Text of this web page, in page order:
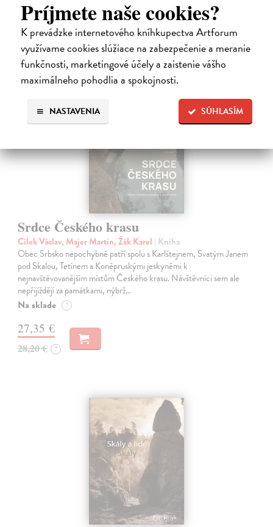
Príjmete naše cookies?
K prevádzke internetového kníhkupectva Artforum
využívame cookies slúžiace na zabezpečenie a meranie
funkčnosti, marketingové účely a zaistenie vášho
maximálneho pohodlia a spokojnosti.
SÚHLASÍM
NASTAVENIA
26,87 €
27,70 € ?
Srdce Českého krasu
Cílek Václav, Majer Martin, Žák Karel | Kniha
Obec Srbsko nepochybně patří spolu s Karlštejnem, Svatým Janem
pod Skalou, Tetínem a Koněpruskými jeskyněmi k
nejnavštěvovanějším místům Českého krasu. Návštěvníci sem ale
nepřijíždějí za památkami, nýbrž…
Na sklade ?
27,35 €
28,20 € ?